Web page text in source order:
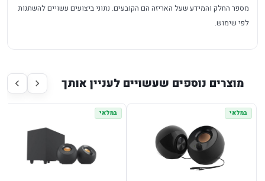
מספר החלק והמידע שעל האריזה הם הקובעים. נתוני ביצועים עשויים להשתנות
לפי שימוש.
מוצרים נוספים שעשויים לעניין אותך
במלאי במלאי